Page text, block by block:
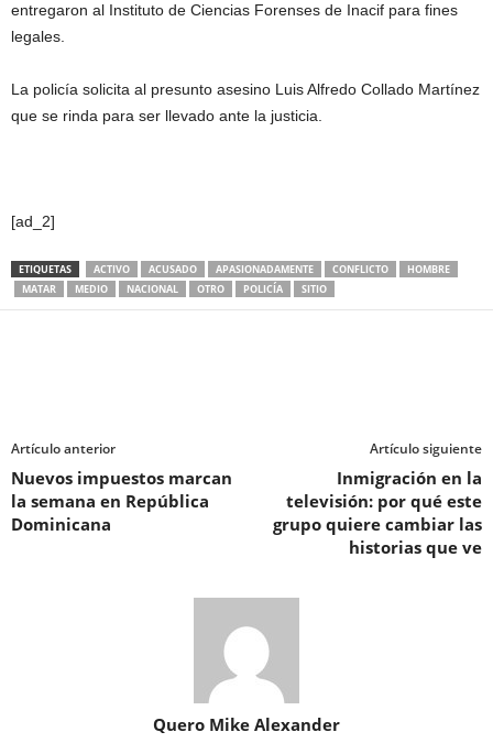
entregaron al Instituto de Ciencias Forenses de Inacif para fines
legales.
La policía solicita al presunto asesino Luis Alfredo Collado Martínez
que se rinda para ser llevado ante la justicia.
[ad_2]
ETIQUETAS ACTIVO ACUSADO APASIONADAMENTE CONFLICTO
HOMBRE
MATAR
MEDIO NACIONAL OTRO POLICÍA SITIO
Artículo anterior
Nuevos impuestos marcan
la semana en República
Dominicana
Artículo siguiente
Inmigración en la
televisión: por qué este
grupo quiere cambiar las
historias que ve
Quero Mike Alexander